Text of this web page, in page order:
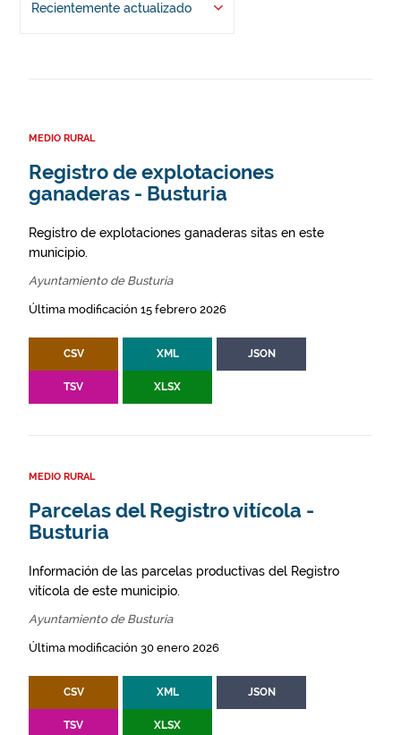
Recientemente actualizado
MEDIO RURAL
Registro de explotaciones
ganaderas - Busturia
Registro de explotaciones ganaderas sitas en este
municipio.
Ayuntamiento de Busturia
Última modificación 15 febrero 2026
CSV XML JSON
TSV XLSX
MEDIO RURAL
Parcelas del Registro vitícola -
Busturia
Información de las parcelas productivas del Registro
vitícola de este municipio.
Ayuntamiento de Busturia
Última modificación 30 enero 2026
CSV XML JSON
TSV XLSX